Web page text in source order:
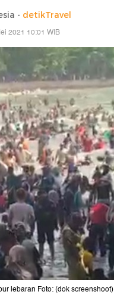
- detikTravel
2021 10:01 WIB
lebaran Foto: (dok screenshoot)